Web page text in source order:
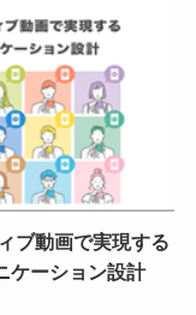
ブ動画で実現する
ケーション設計